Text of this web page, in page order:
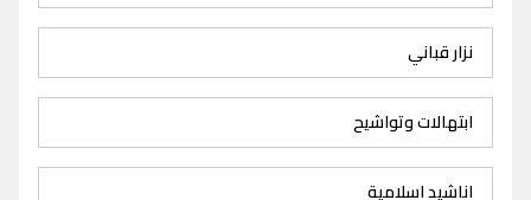
نزار قباني
ابتهالات وتواشيح
اناشيد اسلامية